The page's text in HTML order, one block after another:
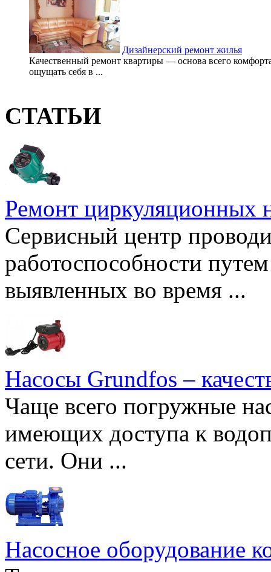
Дизайнерский ремонт жилья
Качественный ремонт квартиры — основа всего
ощущать себя в ...
СТАТЬИ
Ремонт циркуляционных
Сервисный центр
работоспособности
выявленных во время ...
Насосы Grundfos –
Чаще всего погружные
имеющих доступа к
сети. Они ...
Насосное оборудование